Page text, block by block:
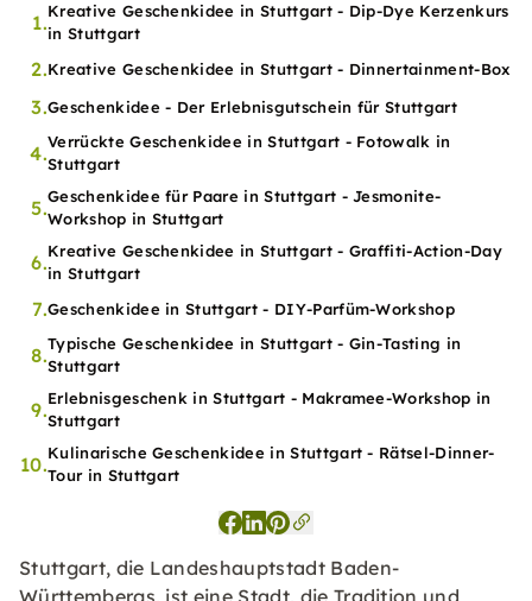
1.Kreative Geschenkidee in Stuttgart - Dip-Dye Kerzenkurs
in Stuttgart
2.Kreative Geschenkidee in Stuttgart - Dinnertainment-Box
3.Geschenkidee - Der Erlebnisgutschein für Stuttgart
4.Verrückte Geschenkidee in Stuttgart - Fotowalk in
Stuttgart
5.Geschenkidee für Paare in Stuttgart - Jesmonite-
Workshop in Stuttgart
6.Kreative Geschenkidee in Stuttgart - Graffiti-Action-Day
in Stuttgart
7.Geschenkidee in Stuttgart - DIY-Parfüm-Workshop
8.Typische Geschenkidee in Stuttgart - Gin-Tasting in
Stuttgart
9.Erlebnisgeschenk in Stuttgart - Makramee-Workshop in
Stuttgart
10.Kulinarische Geschenkidee in Stuttgart - Rätsel-Dinner-
Tour in Stuttgart
Stuttgart, die Landeshauptstadt Baden-
Württembergs, ist eine Stadt, die Tradition und